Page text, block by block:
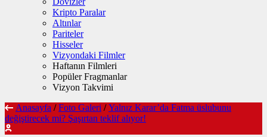
Kripto Paralar
Altınlar
Pariteler
Hisseler
Vizyondaki Filmler
Haftanın Filmleri
Popüler Fragmanlar
Vizyon Takvimi
Anasayfa / Foto Galeri / Yalnız Karar’da Fatma üslubunu
değiştirecek mi? Şaşırtan teklif alıyor!